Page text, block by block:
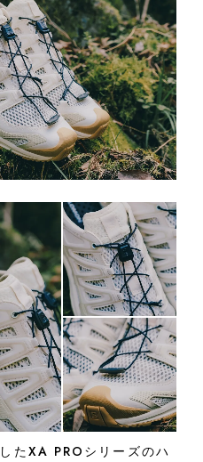
たXA PROシリーズのハ